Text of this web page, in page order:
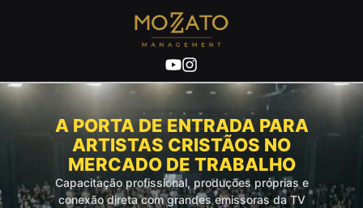
A PORTA DE ENTRADA PARA
ARTISTAS CRISTÃOS NO
MERCADO DE TRABALHO
Capacitação profissional, produções próprias e
conexão direta com grandes emissoras da TV